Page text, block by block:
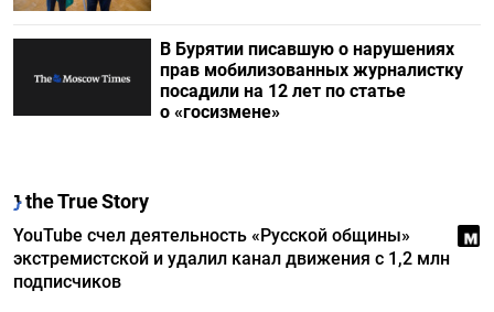
В Бурятии писавшую о нарушениях
прав мобилизованных журналистку
посадили на 12 лет по статье
о «госизмене»